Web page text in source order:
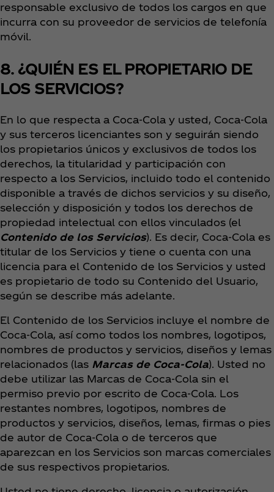
responsable exclusivo de todos los cargos en que
incurra con su proveedor de servicios de telefonía
móvil.
8. ¿QUIÉN ES EL PROPIETARIO DE
LOS SERVICIOS?
En lo que respecta a Coca‑Cola y usted, Coca‑Cola
y sus terceros licenciantes son y seguirán siendo
los propietarios únicos y exclusivos de todos los
derechos, la titularidad y participación con
respecto a los Servicios, incluido todo el contenido
disponible a través de dichos servicios y su diseño,
selección y disposición y todos los derechos de
propiedad intelectual con ellos vinculados (el
Contenido de los Servicios). Es decir, Coca‑Cola es
titular de los Servicios y tiene o cuenta con una
licencia para el Contenido de los Servicios y usted
es propietario de todo su Contenido del Usuario,
según se describe más adelante.
El Contenido de los Servicios incluye el nombre de
Coca‑Cola, así como todos los nombres, logotipos,
nombres de productos y servicios, diseños y lemas
relacionados (las Marcas de Coca‑Cola). Usted no
debe utilizar las Marcas de Coca‑Cola sin el
permiso previo por escrito de Coca‑Cola. Los
restantes nombres, logotipos, nombres de
productos y servicios, diseños, lemas, firmas o pies
de autor de Coca‑Cola o de terceros que
aparezcan en los Servicios son marcas comerciales
de sus respectivos propietarios.